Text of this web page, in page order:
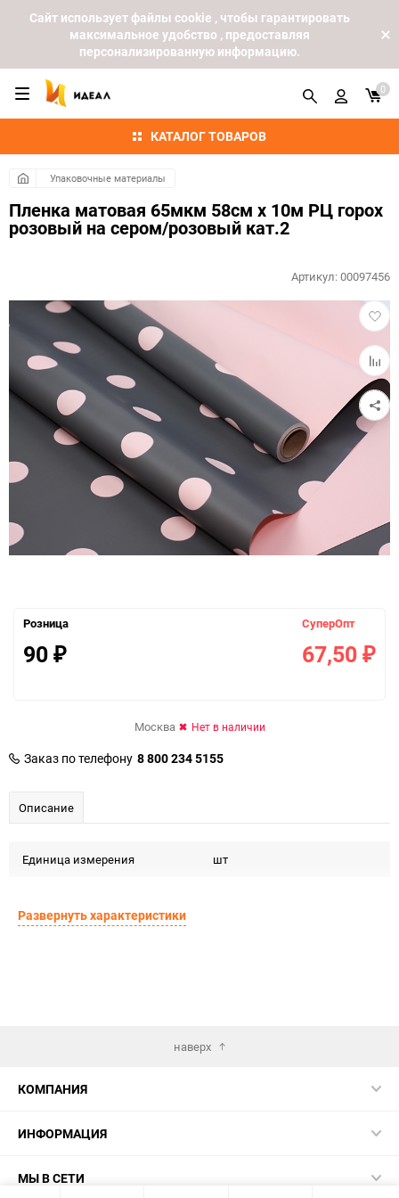
Cайт использует файлы cookie , чтобы гарантировать
максимальное удобство , предоставляя
персонализированную информацию.
КАТАЛОГ ТОВАРОВ
0
Упаковочные материалы
Пленка матовая 65мкм 58см х 10м РЦ горох
розовый на сером/розовый кат.2
в
к
Артикул:00097456
Розница
90 ₽
СуперОпт
67,50 ₽
Москва Нет в наличии
Заказ по телефону 8 800 234 5155
Описание
Единица измерения шт
Развернуть характеристики
наверх
КОМПАНИЯ
ИНФОРМАЦИЯ
МЫ В СЕТИ